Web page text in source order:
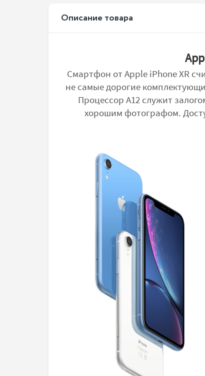
Описание товара
Смартфон от Apple iPhone XR
не самые дорогие
Процессор A12 служит
хорошим фотографом.